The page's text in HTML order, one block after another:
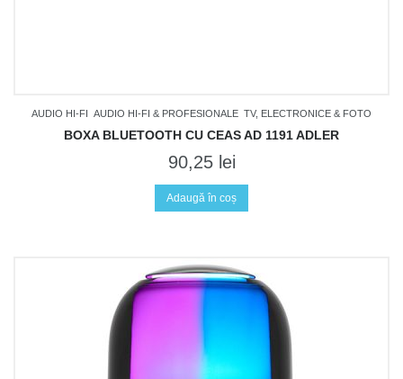
AUDIO HI-FI AUDIO HI-FI & PROFESIONALE TV, ELECTRONICE & FOTO
BOXA BLUETOOTH CU CEAS AD 1191 ADLER
90,25 lei
Adaugă în coș